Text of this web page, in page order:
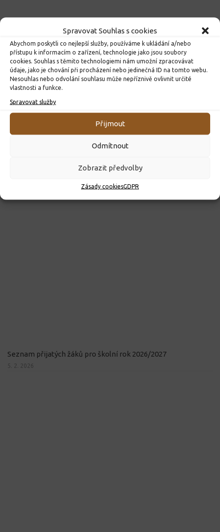
Spravovat Souhlas s cookies
Abychom poskytli co nejlepší služby, používáme k ukládání a/nebo
přístupu k informacím o zařízení, technologie jako jsou soubory
cookies. Souhlas s těmito technologiemi nám umožní zpracovávat
údaje, jako je chování při procházení nebo jedinečná ID na tomto webu.
Nesouhlas nebo odvolání souhlasu může nepříznivě ovlivnit určité
vlastnosti a funkce.
Spravovat služby
Přijmout
Odmítnout
Zobrazit předvolby
Zásady cookiesGDPR
10. 4. 2026
Seznam přijatých žáků pro školní rok 2026/2027
5. 2. 2026